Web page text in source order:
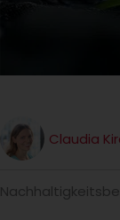
Claudia